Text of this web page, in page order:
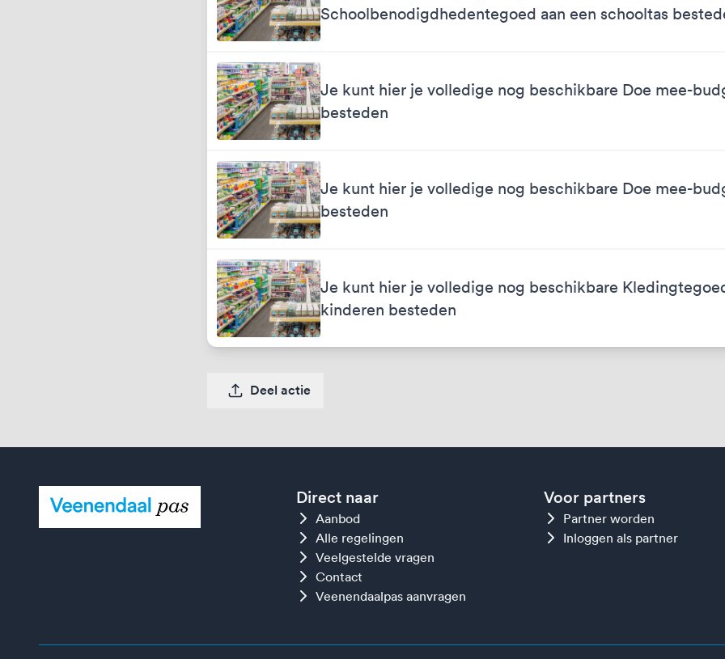
Schoolbenodigdhedentegoed aan een schooltas
Je kunt hier je volledige nog beschikbare Doe mee-
besteden
Je kunt hier je volledige nog beschikbare Doe mee-
besteden
Je kunt hier je volledige nog beschikbare
kinderen besteden
Deel actie
Direct naar
Aanbod
Alle regelingen
Veelgestelde vragen
Contact
Veenendaalpas aanvragen
Voor partners
Partner worden
Inloggen als partner